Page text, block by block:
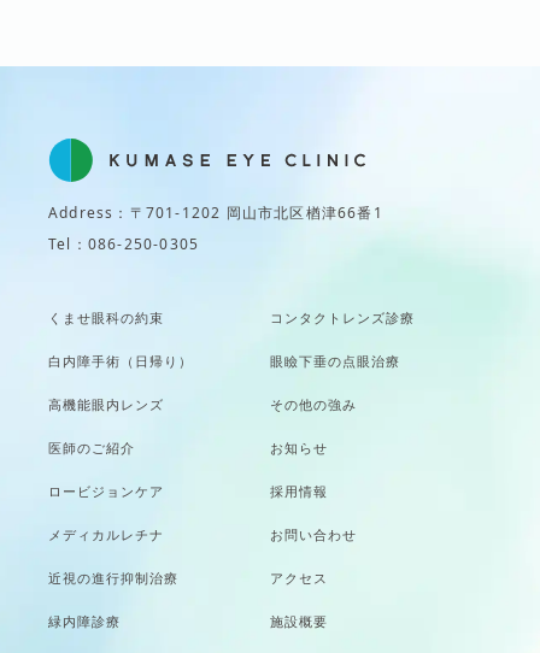
Address：〒701-1202 岡山市北区楢津66番1
Tel：086-250-0305
くませ眼科の約束
白内障手術（日帰り）
高機能眼内レンズ
医師のご紹介
ロービジョンケア
メディカルレチナ
近視の進行抑制治療
緑内障診療
コンタクトレンズ診療
眼瞼下垂の点眼治療
その他の強み
お知らせ
採用情報
お問い合わせ
アクセス
施設概要